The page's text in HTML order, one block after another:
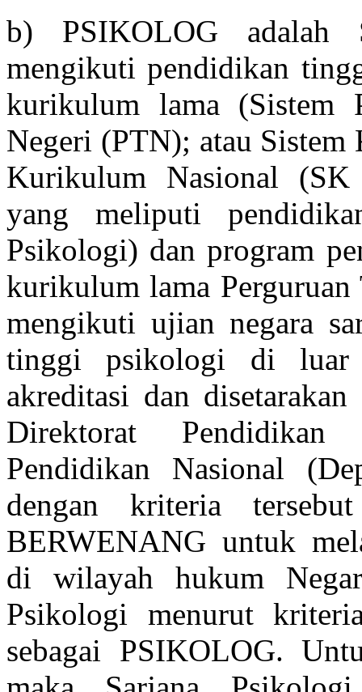
b) PSIKOLOG adalah
mengikuti pendidikan
kurikulum lama (Sistem
Negeri (PTN); atau Sistem
Kurikulum Nasional
yang meliputi
Psikologi) dan program
kurikulum lama
mengikuti ujian negara
tinggi psikologi di luar
akreditasi dan
Direktorat
Pendidikan Nasional
dengan kriteria
BERWENANG untuk
di wilayah hukum
Psikologi menurut
sebagai PSIKOLOG.